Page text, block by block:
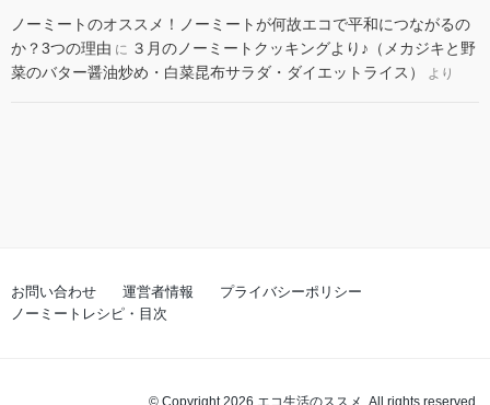
ノーミートのオススメ！ノーミートが何故エコで平和につながるの
か？3つの理由 に ３月のノーミートクッキングより♪（メカジキと野
菜のバター醤油炒め・白菜昆布サラダ・ダイエットライス）
より
お問い合わせ 運営者情報
プライバシーポリシー
ノーミートレシピ・目次
© Copyright 2026 エコ生活のススメ. All rights reserved.